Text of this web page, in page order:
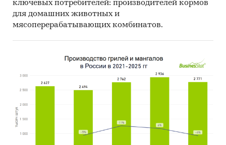
рассчитаны в тоннах, стоимостные - в
долларах и рублях
Источник исследования — Tebiz Group.
Пожарные рукава
ключевых потребителей: производителей кормов
для домашних животных и
мясоперерабатывающих комбинатов.